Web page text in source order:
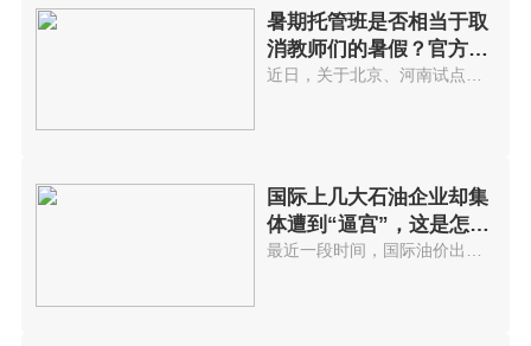
暑期托管班是否相当于取
消教师们的暑假？官方回
应...
国际上几大石油企业却集
体遭到“逼宫”，这是怎么
回事?